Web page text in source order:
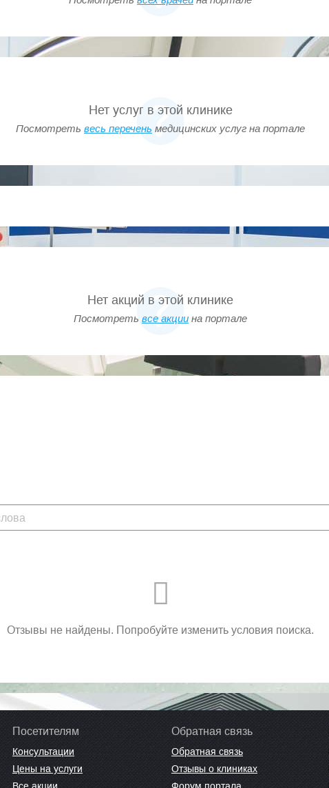
Нет услуг в этой клинике
Посмотреть весь перечень медицинских услуг на портале
Нет акций в этой клинике
Посмотреть все акции на портале
Отзывы не найдены. Попробуйте изменить условия поиска.
Посетителям
Консультации
Цены на услуги
Обратная связь
Обратная связь
Отзывы о клиниках